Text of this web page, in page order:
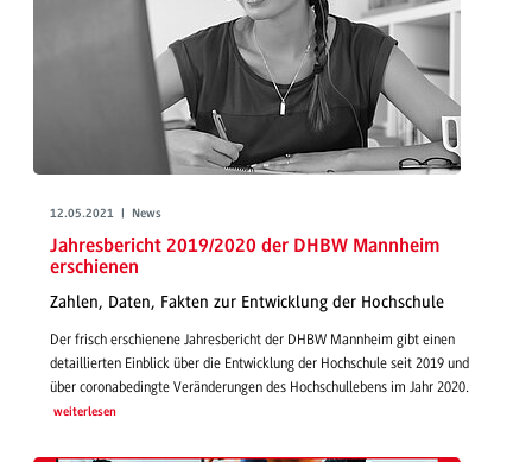
12.05.2021 | News
Jahresbericht 2019/2020 der DHBW Mannheim
erschienen
Zahlen, Daten, Fakten zur Entwicklung der Hochschule
Der frisch erschienene Jahresbericht der DHBW Mannheim gibt einen
detaillierten Einblick über die Entwicklung der Hochschule seit 2019 und
über coronabedingte Veränderungen des Hochschullebens im Jahr 2020.
weiterlesen